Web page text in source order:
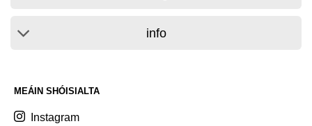
info
MEÁIN SHÓISIALTA
Instagram